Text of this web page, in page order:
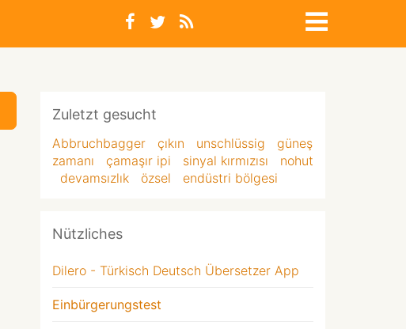
Zuletzt gesucht
Abbruchbagger çıkın unschlüssig
güneş
zamanı
çamaşır ipi sinyal kırmızısı
nohut
devamsızlık
özsel endüstri bölgesi
Nützliches
Dilero - Türkisch Deutsch Übersetzer App
Einbürgerungstest